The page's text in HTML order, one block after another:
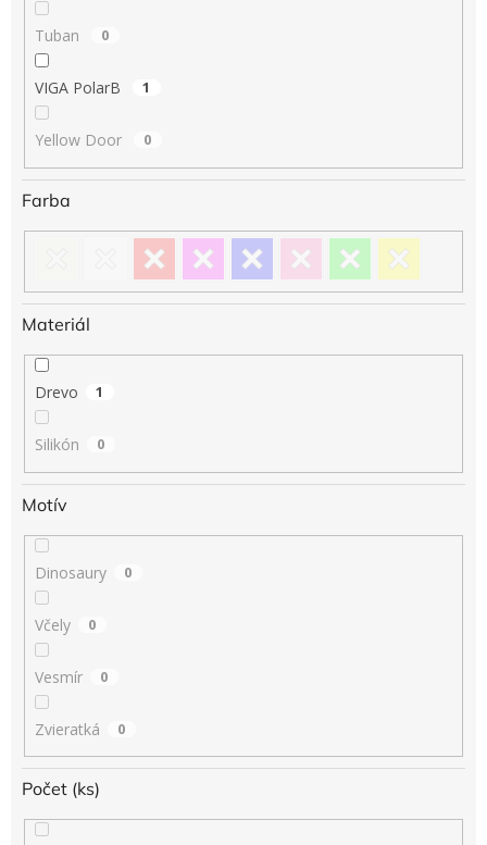
Tuban 0
VIGA PolarB 1
Yellow Door 0
Farba
Materiál
Drevo 1
Silikón 0
Motív
Dinosaury 0
Včely 0
Vesmír 0
Zvieratká 0
Počet (ks)